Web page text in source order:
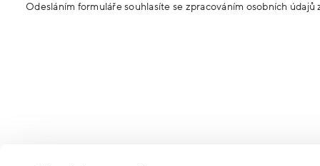
Odesláním formuláře souhlasíte se zpracováním osobních údajů